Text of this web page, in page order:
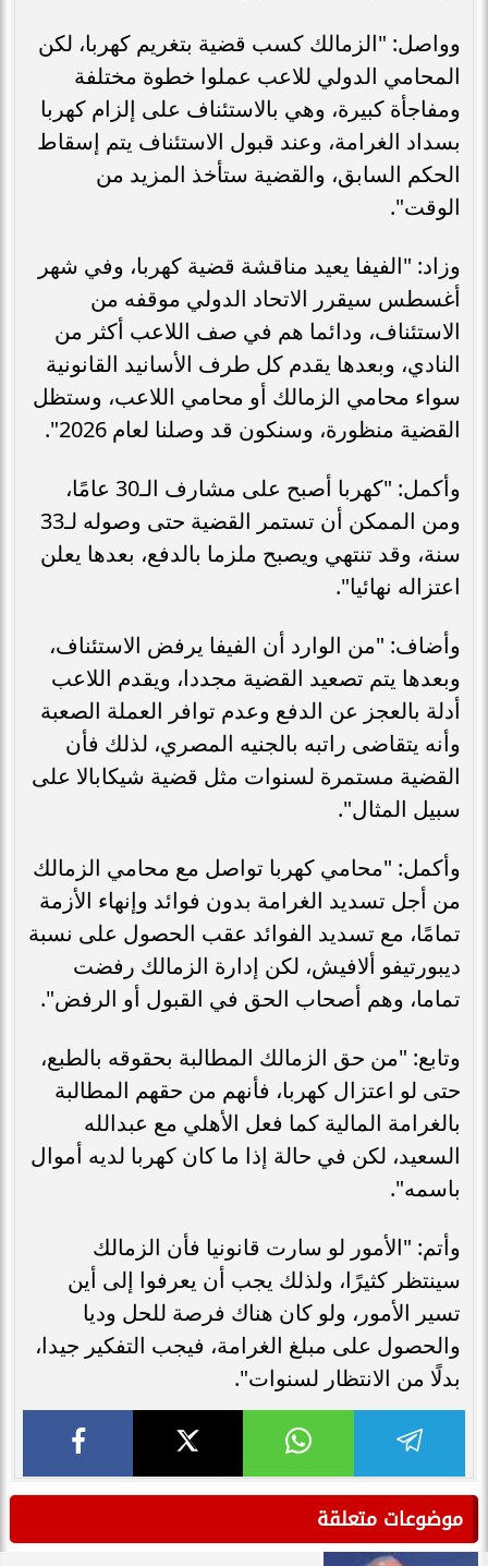
وواصل: "الزمالك كسب قضية بتغريم كهربا، لكن
المحامي الدولي للاعب عملوا خطوة مختلفة
ومفاجأة كبيرة، وهي بالاستئناف على إلزام كهربا
بسداد الغرامة، وعند قبول الاستئناف يتم إسقاط
الحكم السابق، والقضية ستأخذ المزيد من
الوقت".
وزاد: "الفيفا يعيد مناقشة قضية كهربا، وفي شهر
أغسطس سيقرر الاتحاد الدولي موقفه من
الاستئناف، ودائما هم في صف اللاعب أكثر من
النادي، وبعدها يقدم كل طرف الأسانيد القانونية
سواء محامي الزمالك أو محامي اللاعب، وستظل
القضية منظورة، وسنكون قد وصلنا لعام 2026".
وأكمل: "كهربا أصبح على مشارف الـ30 عامًا،
ومن الممكن أن تستمر القضية حتى وصوله لـ33
سنة، وقد تنتهي ويصبح ملزما بالدفع، بعدها يعلن
اعتزاله نهائيا".
وأضاف: "من الوارد أن الفيفا يرفض الاستئناف،
وبعدها يتم تصعيد القضية مجددا، ويقدم اللاعب
أدلة بالعجز عن الدفع وعدم توافر العملة الصعبة
وأنه يتقاضى راتبه بالجنيه المصري، لذلك فأن
القضية مستمرة لسنوات مثل قضية شيكابالا على
سبيل المثال".
وأكمل: "محامي كهربا تواصل مع محامي الزمالك
من أجل تسديد الغرامة بدون فوائد وإنهاء الأزمة
تمامًا، مع تسديد الفوائد عقب الحصول على نسبة
ديبورتيفو ألافيش، لكن إدارة الزمالك رفضت
تماما، وهم أصحاب الحق في القبول أو الرفض".
وتابع: "من حق الزمالك المطالبة بحقوقه بالطبع،
حتى لو اعتزال كهربا، فأنهم من حقهم المطالبة
بالغرامة المالية كما فعل الأهلي مع عبدالله
السعيد، لكن في حالة إذا ما كان كهربا لديه أموال
باسمه".
وأتم: "الأمور لو سارت قانونيا فأن الزمالك
سينتظر كثيرًا، ولذلك يجب أن يعرفوا إلى أين
تسير الأمور، ولو كان هناك فرصة للحل وديا
والحصول على مبلغ الغرامة، فيجب التفكير جيدا،
بدلًا من الانتظار لسنوات".
موضوعات متعلقة